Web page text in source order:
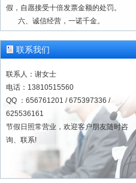
假，自愿接受十倍发票金额的处罚。
六、诚信经营，一诺千金。
七、业务咨询 欢迎联系
13810515560
一、正规注册，合法经营。本单位为
正规注册公司（营业执照注册号：
91110228103008056T），成立于2000
年8月。建立有质量监控与管理服务体
系。
二、速录师队伍。经年累月积淀经
营，速录师队伍稳定可靠，上会速录师工
作经验至少在几百上千场，历经千锤百
炼，现场经验丰富。
三、礼仪培训。上会员工接受过良好
联系我们
联系人：谢女士
电话：13810515560
QQ ：656761201 / 675397336 /
625536161
节假日照常营业，欢迎客户朋友随时咨
询、联系!